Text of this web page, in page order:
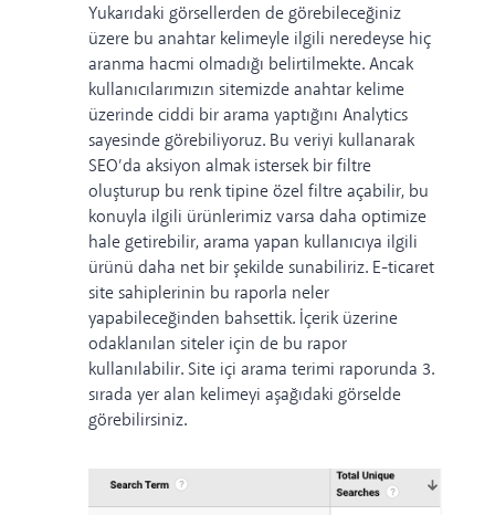
Yukarıdaki görsellerden de görebileceğiniz
üzere bu anahtar kelimeyle ilgili neredeyse hiç
aranma hacmi olmadığı belirtilmekte. Ancak
kullanıcılarımızın sitemizde anahtar kelime
üzerinde ciddi bir arama yaptığını Analytics
sayesinde görebiliyoruz. Bu veriyi kullanarak
SEO’da aksiyon almak istersek bir filtre
oluşturup bu renk tipine özel filtre açabilir, bu
konuyla ilgili ürünlerimiz varsa daha optimize
hale getirebilir, arama yapan kullanıcıya ilgili
ürünü daha net bir şekilde sunabiliriz. E-ticaret
site sahiplerinin bu raporla neler
yapabileceğinden bahsettik. İçerik üzerine
odaklanılan siteler için de bu rapor
kullanılabilir. Site içi arama terimi raporunda 3.
sırada yer alan kelimeyi aşağıdaki görselde
görebilirsiniz.